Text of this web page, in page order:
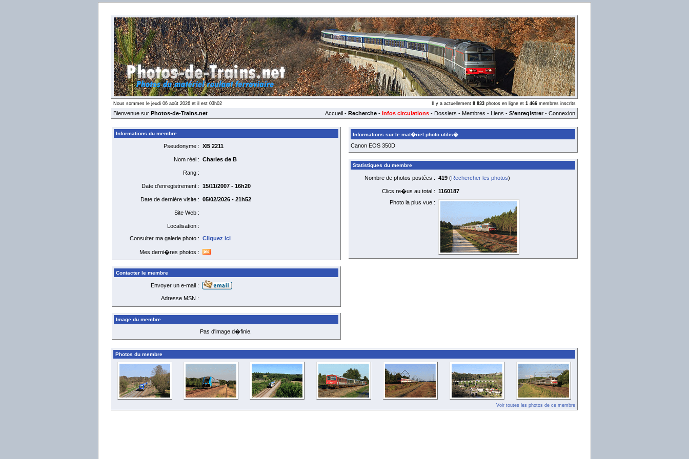
Nous sommes le jeudi 06 août 2026 et il est 03h02 Il y a actuellement 8 833 photos en ligne et 1 466 membres inscrits
Bienvenue sur Photos-de-Trains.net Accueil - Recherche - Infos circulations - Dossiers - Membres - Liens - S'enregistrer- Connexion
Informations du membre
Pseudonyme : XB 2211
Nom réel : Charles de B
Rang :
Date d'enregistrement : 15/11/2007 - 16h20
Date de dernière visite : 05/02/2026 - 21h52
Site Web :
Localisation :
Consulter ma galerie photo : Cliquez ici
Mes derni�res photos :
Contacter le membre
Envoyer un e-mail :
Adresse MSN :
Image du membre
Pas d'image d�finie.
Informations sur le mat�riel photo utilis�
Canon EOS 350D
Statistiques du membre
Nombre de photos postées : 419(Rechercher les photos)
Clics re�us au total : 1160187
Photo la plus vue :
Photos du membre
Voir toutes les photos de ce membre